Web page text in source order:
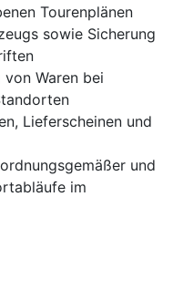
Tourenplänen
sowie Sicherung
Waren bei
Lieferscheinen und
und
im